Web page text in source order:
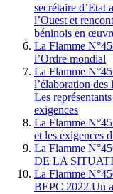
secrétaire d’Etat
l’Ouest et
béninois en
La Flamme
l’Ordre mondial
La Flamme
l’élaboration
Les
exigences
La Flamme
et les exigences
La Flamme
DE LA
La Flamme
BEPC 2022 Un